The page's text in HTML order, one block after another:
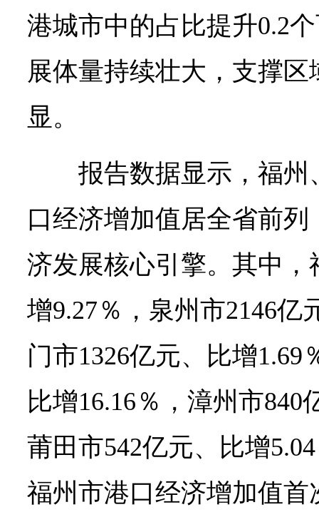
港城市中的占比提升0.2
展体量持续壮大，支撑
显。
报告数据显示，福
口经济增加值居全省前
济发展核心引擎。其中，
增9.27％，泉州市2146亿
门市1326亿元、比增1.69
比增16.16％，漳州市840
莆田市542亿元、比增
福州市港口经济增加值首